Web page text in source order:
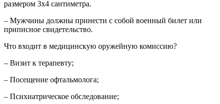
размером 3х4 сантиметра.
– Мужчины должны принести с собой военный билет или
приписное свидетельство.
Что входит в медицинскую оружейную комиссию?
– Визит к терапевту;
– Посещение офтальмолога;
– Психиатрическое обследование;